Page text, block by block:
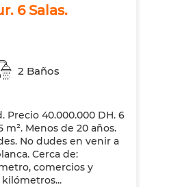
6 Salas.
2 Baños
40.000.000 DH. 6
Menos de 20 años.
No dudes en venir a
Cerca de:
comercios y